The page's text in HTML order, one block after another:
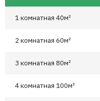
1 комнатная 40м²
2 комнатная 60м²
3 комнатная 80м²
4 комнатная 100м²